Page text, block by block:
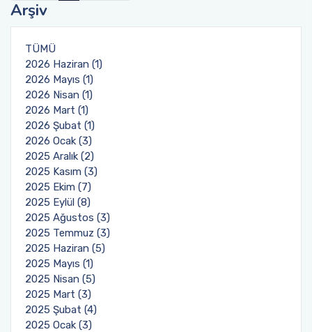
Arşiv
TÜMÜ
2026 Haziran (1)
2026 Mayıs (1)
2026 Nisan (1)
2026 Mart (1)
2026 Şubat (1)
2026 Ocak (3)
2025 Aralık (2)
2025 Kasım (3)
2025 Ekim (7)
2025 Eylül (8)
2025 Ağustos (3)
2025 Temmuz (3)
2025 Haziran (5)
2025 Mayıs (1)
2025 Nisan (5)
2025 Mart (3)
2025 Şubat (4)
2025 Ocak (3)
Birim Mezun Komisyon Üyeleri
Birim Danışma Kurulu Üyeleri
Eğitim Öğretim Koordinasyon Komisyonu
Birim Kalite Kurulu
Araştırmaları Geliştirme Komisyonu (AGEK)